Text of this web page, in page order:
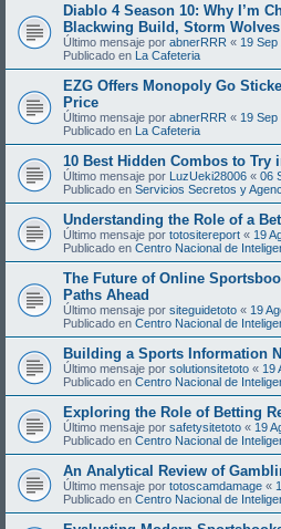
Diablo 4 Season 10: Why I’m
Blackwing Build, Storm Wolves
Último mensaje por abnerRRR « 19 Sep
Publicado en La Cafeteria
EZG Offers Monopoly Go
Price
Último mensaje por abnerRRR « 19 Sep
Publicado en La Cafeteria
10 Best Hidden Combos to Try
Último mensaje por LuzUeki28006 « 06
Publicado en Servicios Secretos y
Understanding the Role of a
Último mensaje por totositereport « 19
Publicado en Centro Nacional de
The Future of Online
Paths Ahead
Último mensaje por siteguidetoto « 19
Publicado en Centro Nacional de
Building a Sports Information
Último mensaje por solutionsitetoto « 19
Publicado en Centro Nacional de
Exploring the Role of Betting
Último mensaje por safetysitetoto « 19
Publicado en Centro Nacional de
An Analytical Review of
Último mensaje por totoscamdamage «
Publicado en Centro Nacional de